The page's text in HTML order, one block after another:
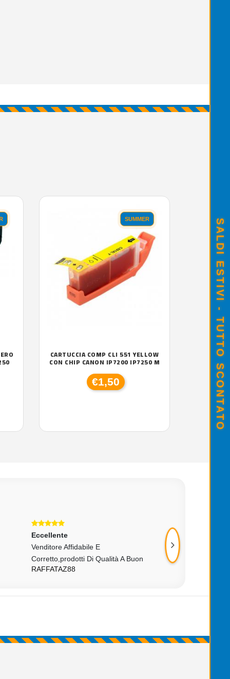
SUMMER
CARTUCCIA COMP CLI 551 YELLOW
CON CHIP CANON IP7200 IP7250 M
€1,50
Eccellente
Venditore Affidabile E
Corretto,prodotti Di Qualità A Buon
RAFFATAZ88
Eccellente
È Un Piacere
NUTELLA73ALDO
SALDI ESTIVI - TUTTO SCONTATO